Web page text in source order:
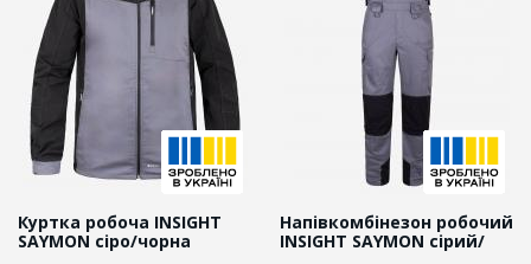
Куртка робоча INSIGHT
SAYMON cіро/чорна
Напівкомбінезон робочий
INSIGHT SAYMON сірий/